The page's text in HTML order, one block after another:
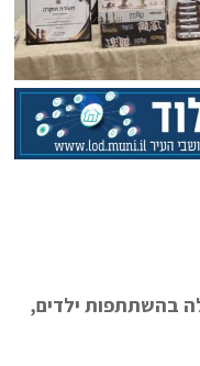
בהשתתפות ילדים,